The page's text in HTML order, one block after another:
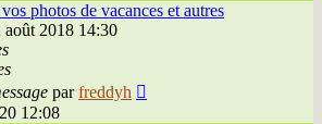
photos de vacances et autres
août 2018 14:30
parfreddyh
12:08